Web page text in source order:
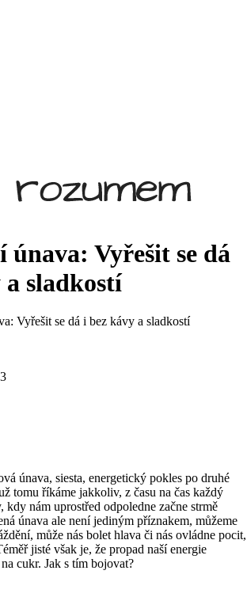
únava: Vyřešit se dá
sladkostí
Vyřešit se dá i bez kávy a sladkostí
únava, siesta, energetický pokles po druhé
tomu říkáme jakkoliv, z času na čas každý
kdy nám uprostřed odpoledne začne strmě
únava ale není jediným příznakem, můžeme
může nás bolet hlava či nás ovládne pocit,
jisté však je, že propad naší energie
cukr. Jak s tím bojovat?